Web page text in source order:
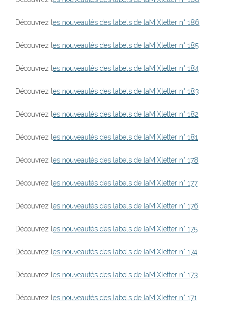
Découvrez l es nouveautés des labels de laMiXletter n° 186
Découvrez l es nouveautés des labels de laMiXletter n° 185
Découvrez l es nouveautés des labels de laMiXletter n° 184
Découvrez l es nouveautés des labels de laMiXletter n° 183
Découvrez l es nouveautés des labels de laMiXletter n° 182
Découvrez l es nouveautés des labels de laMiXletter n° 181
Découvrez l es nouveautés des labels de laMiXletter n° 178
Découvrez l es nouveautés des labels de laMiXletter n° 177
Découvrez l es nouveautés des labels de laMiXletter n° 176
Découvrez l es nouveautés des labels de laMiXletter n° 175
Découvrez l es nouveautés des labels de laMiXletter n° 174
Découvrez l es nouveautés des labels de laMiXletter n° 173
Découvrez l es nouveautés des labels de laMiXletter n° 171